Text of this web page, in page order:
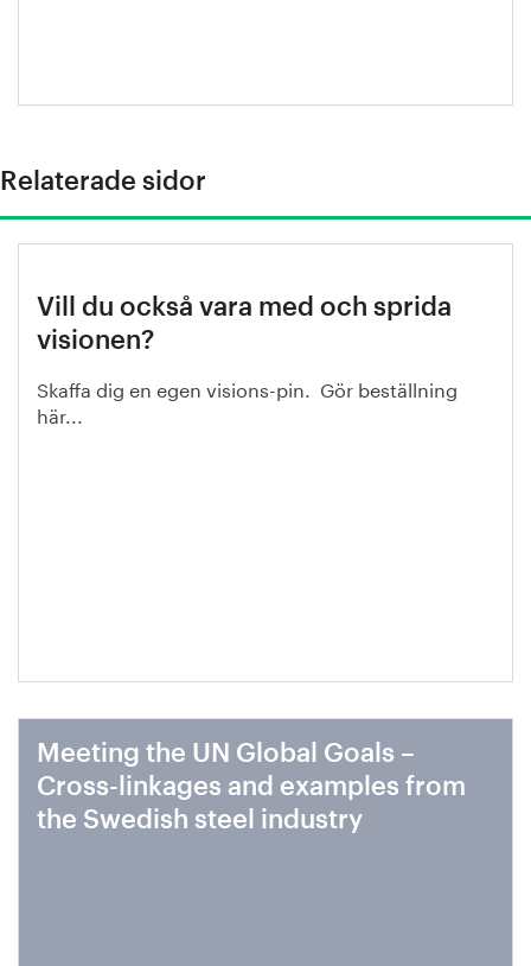
Relaterade sidor
Vill du också vara med och sprida
visionen?
Skaffa dig en egen visions-pin. Gör beställning
här...
Meeting the UN Global Goals –
Cross-linkages and examples from
the Swedish steel industry